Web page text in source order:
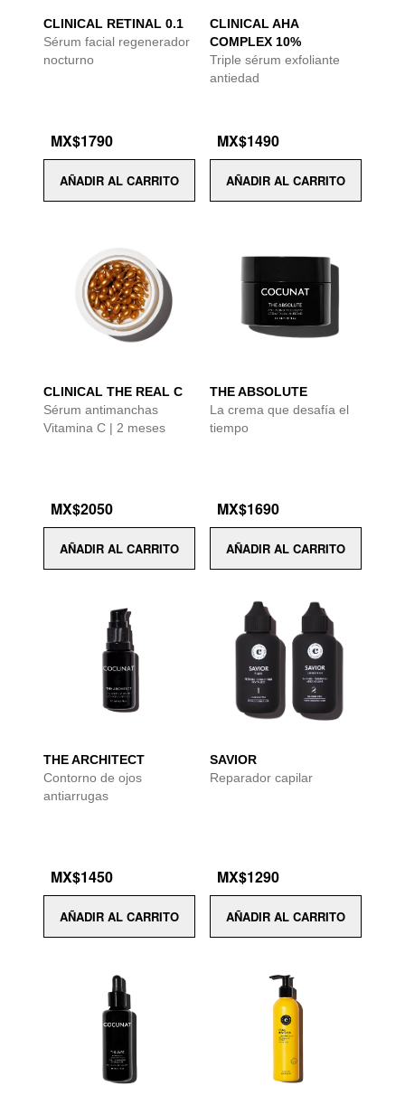
CLINICAL RETINAL 0.1
Sérum facial regenerador
nocturno
MX$1790
AÑADIR AL CARRITO
CLINICAL AHA
COMPLEX 10%
Triple sérum exfoliante
antiedad
MX$1490
AÑADIR AL CARRITO
CLINICAL THE REAL C
Sérum antimanchas
Vitamina C | 2 meses
MX$2050
AÑADIR AL CARRITO
THE ABSOLUTE
La crema que desafía el
tiempo
MX$1690
AÑADIR AL CARRITO
THE ARCHITECT
Contorno de ojos
antiarrugas
MX$1450
AÑADIR AL CARRITO
SAVIOR
Reparador capilar
MX$1290
AÑADIR AL CARRITO